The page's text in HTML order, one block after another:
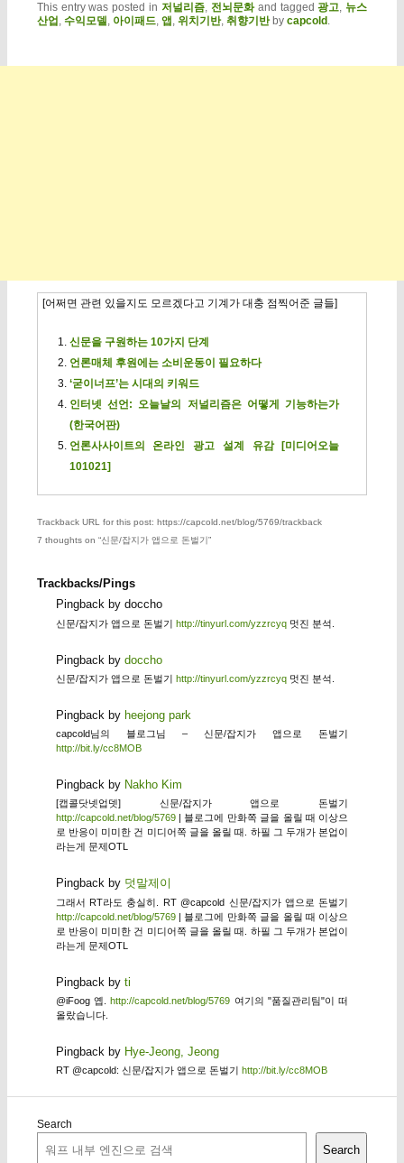
This entry was posted in 저널리즘, 전뇌문화and tagged광고, 뉴스
산업 , 수익모델, 아이패드, 앱 , 위치기반, 취향기반by capcold .
[어쩌면 관련 있을지도 모르겠다고 기계가 대충 점찍어준 글들]
신문을 구원하는 10가지 단계
언론매체 후원에는 소비운동이 필요하다
‘굳이너프’는 시대의 키워드
인터넷 선언: 오늘날의 저널리즘은 어떻게 기능하는가
(한국어판)
언론사사이트의 온라인 광고 설계 유감 [미디어오늘
101021]
Trackback URL for this post: https://capcold.net/blog/5769/trackback
7 thoughts on “신문/잡지가 앱으로 돈벌기 ”
Trackbacks/Pings
Pingback by doccho
신문/잡지가 앱으로 돈벌기 http://tinyurl.com/yzzrcyq멋진 분석.
Pingback by doccho
신문/잡지가 앱으로 돈벌기 http://tinyurl.com/yzzrcyq멋진 분석.
Pingback by heejong park
capcold님의 블로그님 – 신문/잡지가 앱으로 돈벌기
http://bit.ly/cc8MOB
Pingback by Nakho Kim
[캡콜닷넷업뎃] 신문/잡지가 앱으로 돈벌기
http://capcold.net/blog/5769| 블로그에 만화쪽 글을 올릴 때 이상으
로 반응이 미미한 건 미디어쪽 글을 올릴 때. 하필 그 두개가 본업이
라는게 문제OTL
Pingback by 덧말제이
그래서 RT라도 충실히. RT @capcold 신문/잡지가 앱으로 돈벌기
http://capcold.net/blog/5769| 블로그에 만화쪽 글을 올릴 때 이상으
로 반응이 미미한 건 미디어쪽 글을 올릴 때. 하필 그 두개가 본업이
라는게 문제OTL
Pingback by ti
@iFoog 옙.http://capcold.net/blog/5769 여기의 "품질관리팀"이 떠
올랐습니다.
Pingback by Hye-Jeong, Jeong
RT @capcold: 신문/잡지가 앱으로 돈벌기 http://bit.ly/cc8MOB
Search
Search